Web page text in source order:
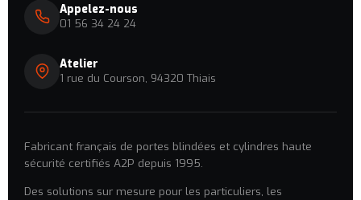
Appelez-nous
01 56 34 24 24
Atelier
1 rue du Courson, 94320 Thiais
Fabricant français de portes blindées et cylindres haute
sécurité certifiés A2P depuis 1995.
Des solutions sur mesure pour les particuliers, les